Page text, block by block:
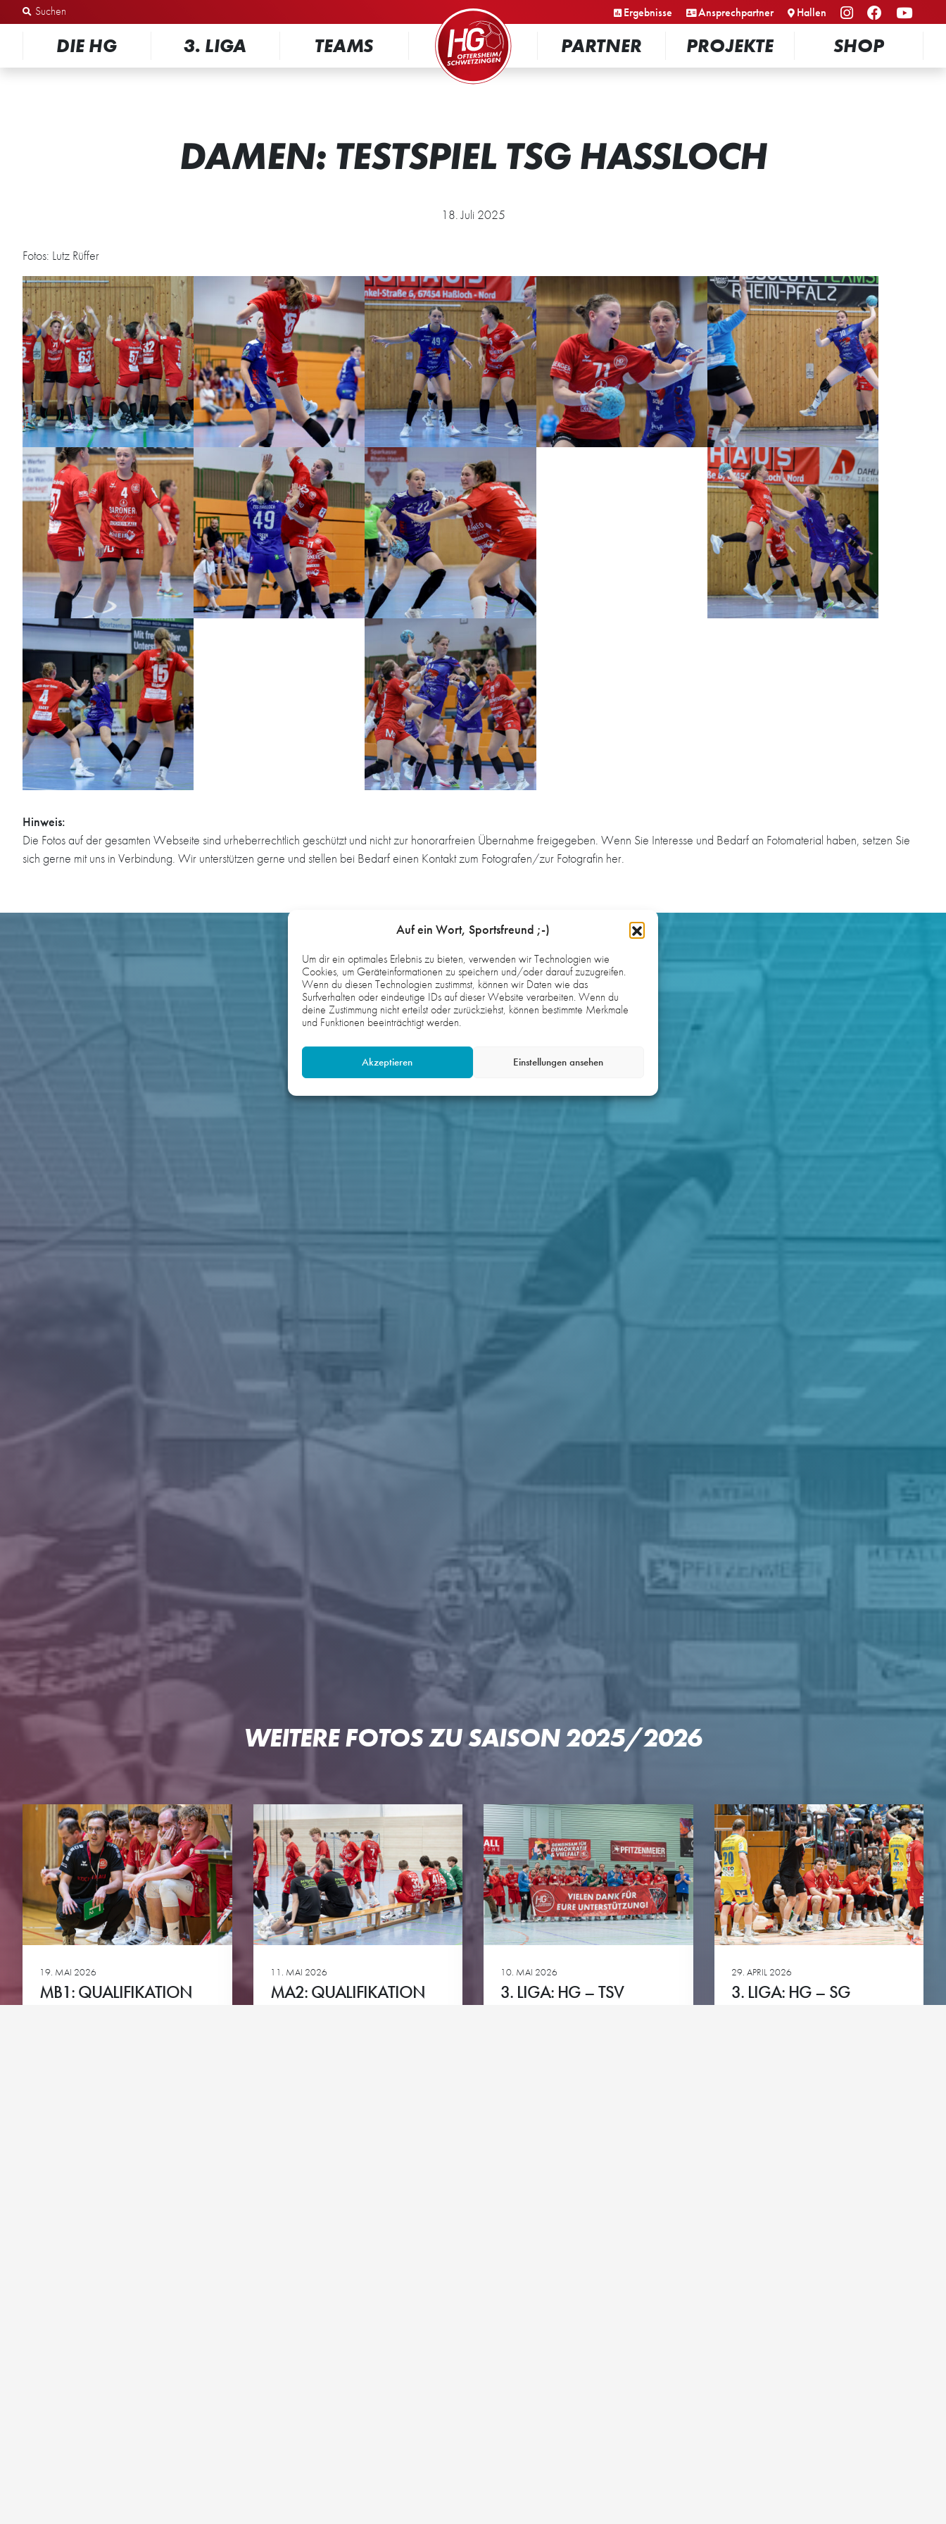
Auf ein Wort, Sportsfreund ;-)
Um dir ein optimales Erlebnis zu bieten, verwenden wir Technologien wie
Cookies, um Geräteinformationen zu speichern und/oder darauf zuzugreifen.
Wenn du diesen Technologien zustimmst, können wir Daten wie das
Surfverhalten oder eindeutige IDs auf dieser Website verarbeiten. Wenn du
deine Zustimmung nicht erteilst oder zurückziehst, können bestimmte Merkmale
und Funktionen beeinträchtigt werden.
Akzeptieren Einstellungen ansehen
Zum Inhalt springen Ergebnisse Ansprechpartner Hallen
DIE HG 3. LIGA TEAMS
PARTNER
PROJEKTE SHOP
DAMEN: TESTSPIEL TSG HASSLOCH
18. Juli 2025
Fotos: Lutz Rüffer
Hinweis:
Die Fotos auf der gesamten Webseite sind urheberrechtlich geschützt und nicht zur honorarfreien Übernahme freigegeben. Wenn Sie Interesse und Bedarf an Fotomaterial haben, setzen Sie
sich gerne mit uns in Verbindung. Wir unterstützen gerne und stellen bei Bedarf einen Kontakt zum Fotografen/zur Fotografin her.
WEITERE FOTOS ZU SAISON 2025/2026
19. MAI 2026
MB1: QUALIFIKATION
11. MAI 2026
MA2: QUALIFIKATION
10. MAI 2026
3. LIGA: HG – TSV
29. APRIL 2026
3. LIGA: HG – SG
HG OFTERSHEIM/SCHWETZINGEN
DIE HG
Geschäftsstelle
Ansprechpartner
Tickets
Downloads
TEAMS
3. Liga Herren
Perspektivteam Herren
1. Damen
Bundesliga A-Jugend
HG-Torhüter-Akademie
PARTNER
Premium-Partner
Business-Partner
Club-Partner
Team-Partner
PROJEKTE
Pep & Pop Reloaded
Patrick-Lengler-Cup
Welde-Kamingespräch
HG goes green
Cookie-Richtlinie